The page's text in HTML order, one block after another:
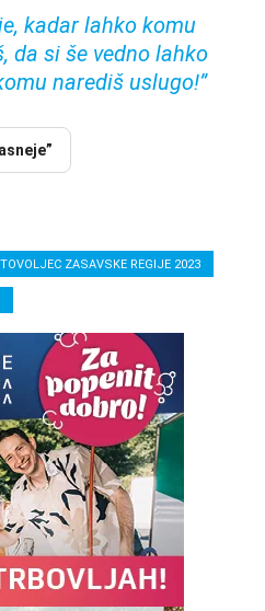
kadar lahko komu
da si še vedno lahko
narediš uslugo!”
ZASAVSKE REGIJE 2023